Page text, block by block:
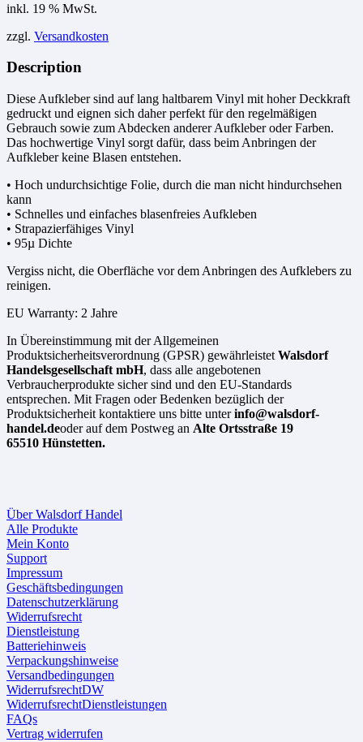
inkl. 19 % MwSt.
zzgl. Versandkosten
Description
Diese Aufkleber sind auf lang haltbarem Vinyl mit hoher Deckkraft
gedruckt und eignen sich daher perfekt für den regelmäßigen
Gebrauch sowie zum Abdecken anderer Aufkleber oder Farben.
Das hochwertige Vinyl sorgt dafür, dass beim Anbringen der
Aufkleber keine Blasen entstehen.
• Hoch undurchsichtige Folie, durch die man nicht hindurchsehen
kann
• Schnelles und einfaches blasenfreies Aufkleben
• Strapazierfähiges Vinyl
• 95µ Dichte
Vergiss nicht, die Oberfläche vor dem Anbringen des Aufklebers zu
reinigen.
EU Warranty: 2 Jahre
In Übereinstimmung mit der Allgemeinen
Produktsicherheitsverordnung (GPSR) gewährleistet Walsdorf
Handelsgesellschaft mbH, dass alle angebotenen
Verbraucherprodukte sicher sind und den EU-Standards
entsprechen. Mit Fragen oder Bedenken bezüglich der
Produktsicherheit kontaktiere uns bitte unterinfo@walsdorf-
handel.deoder auf dem Postweg an Alte Ortsstraße 19
65510 Hünstetten.
Über Walsdorf Handel
Alle Produkte
Mein Konto
Support
Impressum
Geschäftsbedingungen
Datenschutzerklärung
Widerrufsrecht
Dienstleistung
Batteriehinweis
Verpackungshinweise
Versandbedingungen
WiderrufsrechtDW
WiderrufsrechtDienstleistungen
FAQs
Vertrag widerrufen